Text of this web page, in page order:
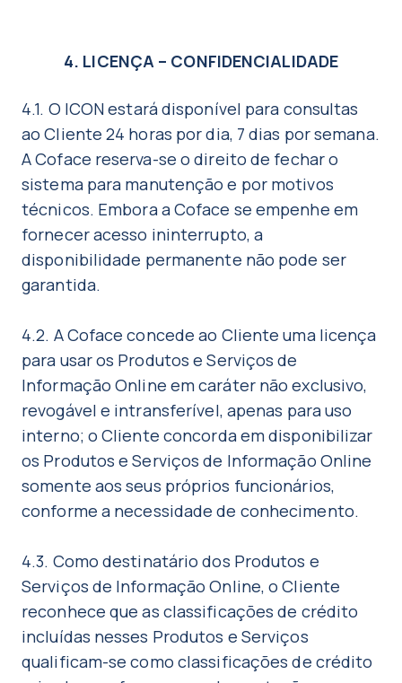
4. LICENÇA – CONFIDENCIALIDADE
4.1. O ICON estará disponível para consultas
ao Cliente 24 horas por dia, 7 dias por semana.
A Coface reserva-se o direito de fechar o
sistema para manutenção e por motivos
técnicos. Embora a Coface se empenhe em
fornecer acesso ininterrupto, a
disponibilidade permanente não pode ser
garantida.
4.2. A Coface concede ao Cliente uma licença
para usar os Produtos e Serviços de
Informação Online em caráter não exclusivo,
revogável e intransferível, apenas para uso
interno; o Cliente concorda em disponibilizar
os Produtos e Serviços de Informação Online
somente aos seus próprios funcionários,
conforme a necessidade de conhecimento.
4.3. Como destinatário dos Produtos e
Serviços de Informação Online, o Cliente
reconhece que as classificações de crédito
incluídas nesses Produtos e Serviços
qualificam-se como classificações de crédito